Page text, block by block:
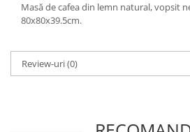
Masă de cafea din lemn natural, vopsit
80x80x39.5cm.
Review-uri(0)